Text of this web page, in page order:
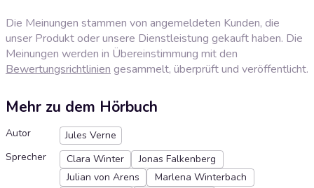
Die Meinungen stammen von angemeldeten Kunden, die
unser Produkt oder unsere Dienstleistung gekauft haben. Die
Meinungen werden in Übereinstimmung mit den
Bewertungsrichtlinien gesammelt, überprüft und veröffentlicht.
Mehr zu dem Hörbuch
Autor
Jules Verne
Sprecher
Clara Winter
Jonas Falkenberg
Julian von Arens
Marlena Winterbach